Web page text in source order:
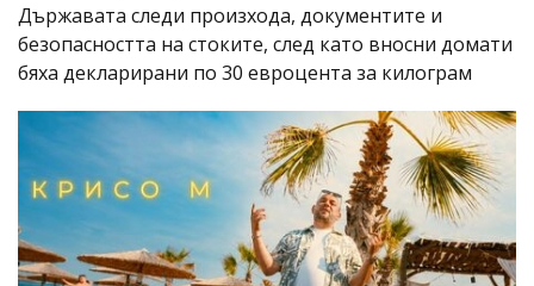
Държавата следи произхода, документите и
безопасността на стоките, след като вносни домати
бяха декларирани по 30 евроцента за килограм